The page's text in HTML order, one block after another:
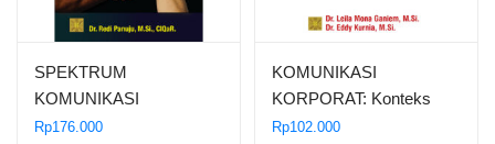
SPEKTRUM
KOMUNIKASI
ORGANISASI
Rp176.000
KOMUNIKASI
KORPORAT: Konteks
Teoretis dan Praktis
Rp102.000